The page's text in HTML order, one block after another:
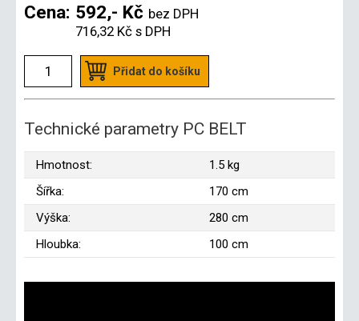
Cena: 592,- Kč bez DPH
716,32 Kč s DPH
Přidat do košíku
Technické parametry PC BELT
Hmotnost:
1.5 kg
Šířka:
170 cm
Výška:
280 cm
Hloubka:
100 cm